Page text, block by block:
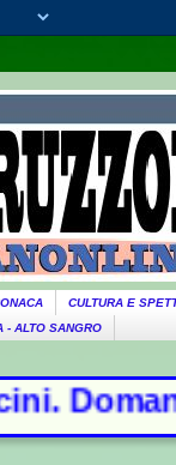
CULTURA E
- ALTO SANGRO
lutto